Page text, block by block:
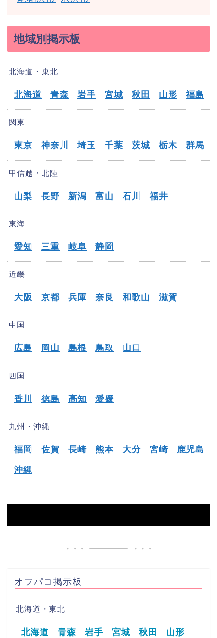
地域別掲示板
北海道・東北
北海道 青森 岩手 宮城 秋田 山形 福島
関東
東京 神奈川 埼玉 千葉 茨城 栃木 群馬
甲信越・北陸
山梨 長野 新潟 富山 石川 福井
東海
愛知 三重 岐阜 静岡
近畿
大阪 京都 兵庫 奈良 和歌山 滋賀
中国
広島 岡山 島根 鳥取 山口
四国
香川 徳島 高知 愛媛
九州・沖縄
福岡 佐賀 長崎 熊本 大分 宮崎 鹿児島
沖縄
オフパコ掲示板
北海道・東北
北海道 青森 岩手 宮城 秋田 山形